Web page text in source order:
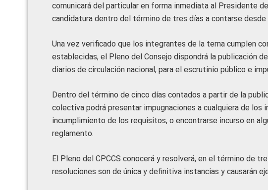
comunicará del particular en forma inmediata al Presidente
candidatura dentro del término de tres días a contarse
Una vez verificado que los integrantes de la terna cumplen
establecidas, el Pleno del Consejo dispondrá la publicación
diarios de circulación nacional, para el escrutinio público e
Dentro del término de cinco días contados a partir de la
colectiva podrá presentar impugnaciones a cualquiera de
incumplimiento de los requisitos, o encontrarse incurso en
reglamento.
El Pleno del CPCCS conocerá y resolverá, en el término de
resoluciones son de única y definitiva instancias y causarán